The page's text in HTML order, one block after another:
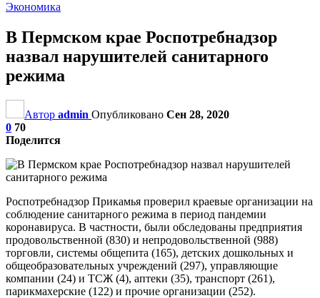
Экономика
В Пермском крае Роспотребнадзор
назвал нарушителей санитарного
режима
Автор admin Опубликовано Сен 28, 2020
0 70
Поделится
Роспотребнадзор Прикамья проверил краевые организации на
соблюдение санитарного режима в период пандемии
коронавируса. В частности, были обследованы предприятия
продовольственной (830) и непродовольственной (988)
торговли, системы общепита (165), детских дошкольных и
общеобразовательных учреждений (297), управляющие
компании (24) и ТСЖ (4), аптеки (35), транспорт (261),
парикмахерские (122) и прочие организации (252).